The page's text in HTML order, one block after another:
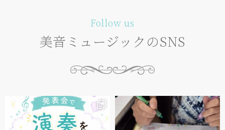
Follow us
美音ミュージックのSNS